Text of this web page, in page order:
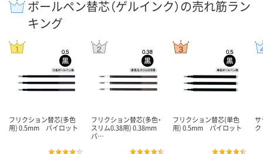
ボールペン替芯（ゲルインク）の売れ筋ラン
キング
フリクション替芯(多色
用) 0.5mm パイロット
フリクション替芯(多色・
スリム0.38用) 0.38mm
パ…
フリクション替芯(単色
用) 0.5mm パイロット